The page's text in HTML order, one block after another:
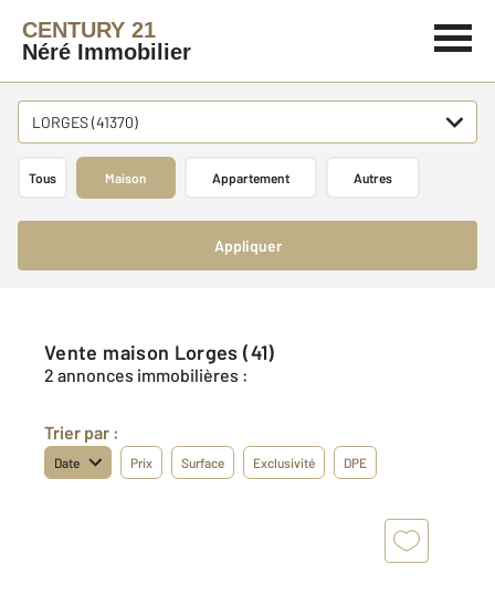
CENTURY 21
Néré Immobilier
LORGES (41370)
Tous Maison Appartement Autres
Appliquer
Vente maison Lorges (41)
2 annonces immobilières :
Trier par :
Date Prix Surface Exclusivité DPE